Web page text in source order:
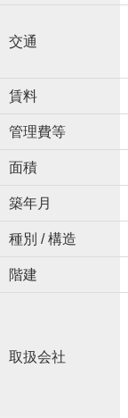
交通
賃料
管理費等
面積
築年月
種別 / 構造
階建
取扱会社